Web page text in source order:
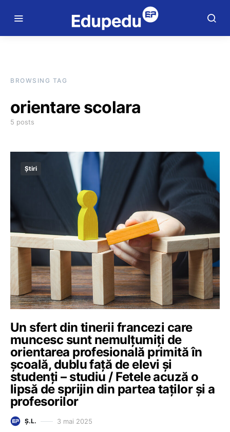
BROWSING TAG
orientare scolara
5 posts
Știri
Un sfert din tinerii francezi care
muncesc sunt nemulțumiți de
orientarea profesională primită în
școală, dublu față de elevi și
studenți – studiu / Fetele acuză o
lipsă de sprijin din partea taților și a
profesorilor
Ș.L. 3 mai 2025